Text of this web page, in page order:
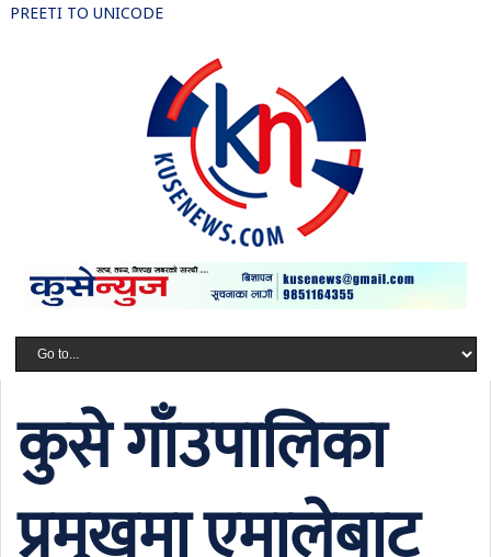
PREETI TO UNICODE
कुसे गाँउपालिका